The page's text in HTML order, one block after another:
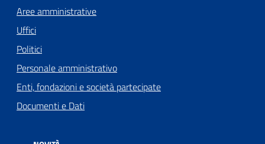
Aree amministrative
Uffici
Politici
Personale amministrativo
Enti, fondazioni e società partecipate
Documenti e Dati